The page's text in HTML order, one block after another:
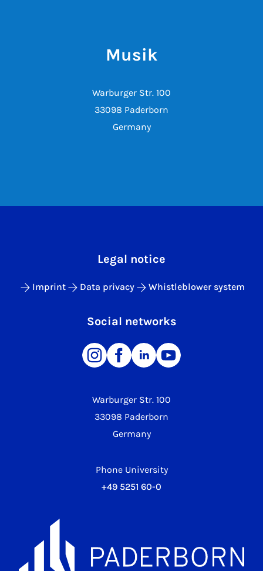
Musik
Warburger Str. 100
33098 Paderborn
Germany
Warburger Str. 100
33098 Paderborn
Germany
Phone University
+49 5251 60-0
Legal notice
Imprint Data privacy Whistleblower system
Social networks